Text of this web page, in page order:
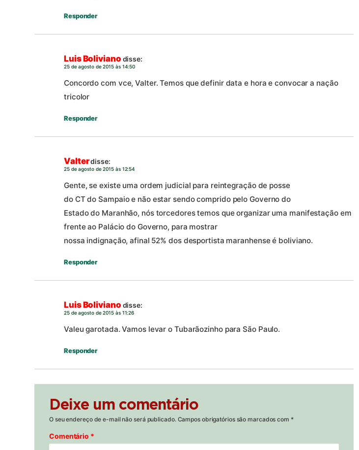
Responder
Luis Boliviano disse:
25 de agosto de 2015 às 14:50
Concordo com vce, Valter. Temos que definir data e hora e convocar a nação
tricolor
Responder
Valterdisse:
25 de agosto de 2015 às 12:54
Gente, se existe uma ordem judicial para reintegração de posse
do CT do Sampaio e não estar sendo comprido pelo Governo do
Estado do Maranhão, nós torcedores temos que organizar uma manifestação em
frente ao Palácio do Governo, para mostrar
nossa indignação, afinal 52% dos desportista maranhense é boliviano.
Responder
Luis Boliviano disse:
25 de agosto de 2015 às 11:26
Valeu garotada. Vamos levar o Tubarãozinho para São Paulo.
Responder
Deixe um comentário
O seu endereço de e-mail não será publicado. Campos obrigatórios são marcados com *
Comentário *